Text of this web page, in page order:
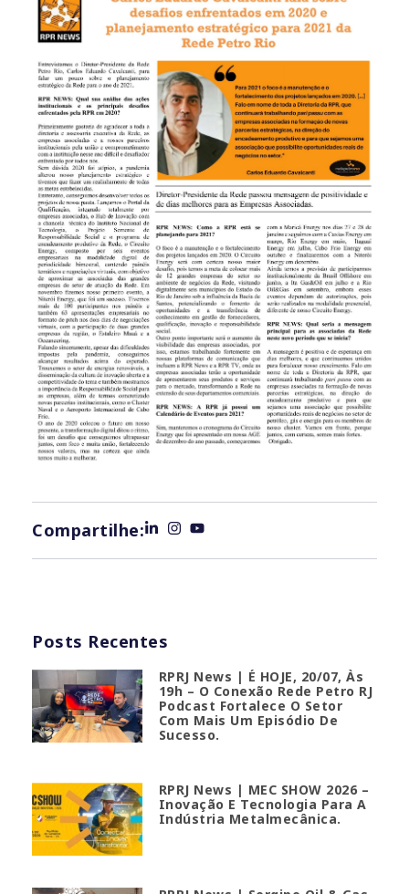
Compartilhe:
Posts Recentes
RPRJ News | É HOJE, 20/07, Às
19h – O Conexão Rede Petro RJ
Podcast Fortalece O Setor
Com Mais Um Episódio De
Sucesso.
RPRJ News | MEC SHOW 2026 –
Inovação E Tecnologia Para A
Indústria Metalmecânica.